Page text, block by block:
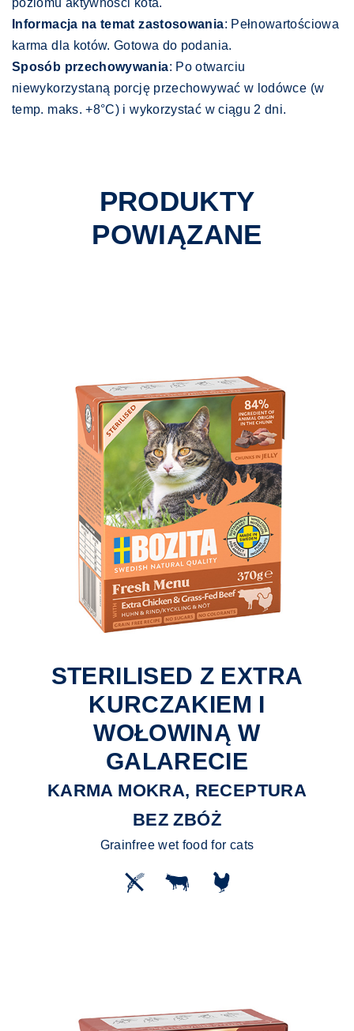
poziomu aktywności kota.
Informacja na temat zastosowania: Pełnowartościowa
karma dla kotów. Gotowa do podania.
Sposób przechowywania: Po otwarciu
niewykorzystaną porcję przechowywać w lodówce (w
temp. maks. +8°C) i wykorzystać w ciągu 2 dni.
PRODUKTY
POWIĄZANE
STERILISED Z EXTRA
KURCZAKIEM I
WOŁOWINĄ W
GALARECIE
KARMA MOKRA, RECEPTURA
BEZ ZBÓŻ
Grainfree wet food for cats